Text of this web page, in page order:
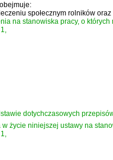
społecznym rolników
na stanowiska pracy, o których
dotychczasowych
życie niniejszej ustawy na